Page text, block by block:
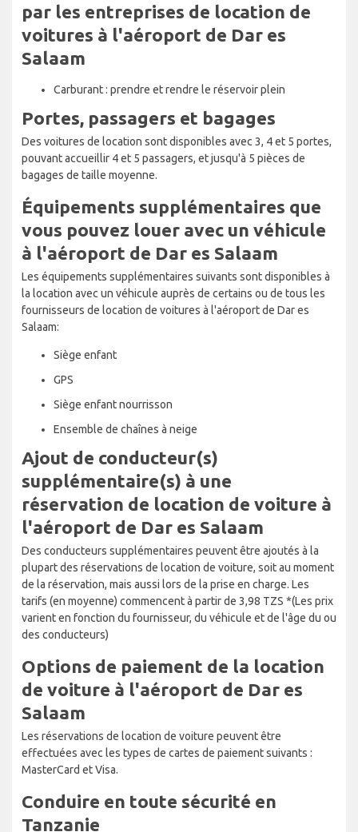
par les entreprises de location de
voitures à l'aéroport de Dar es
Salaam
Carburant : prendre et rendre le réservoir plein
Portes, passagers et bagages
Des voitures de location sont disponibles avec 3, 4 et 5 portes,
pouvant accueillir 4 et 5 passagers, et jusqu'à 5 pièces de
bagages de taille moyenne.
Équipements supplémentaires que
vous pouvez louer avec un véhicule
à l'aéroport de Dar es Salaam
Les équipements supplémentaires suivants sont disponibles à
la location avec un véhicule auprès de certains ou de tous les
fournisseurs de location de voitures à l'aéroport de Dar es
Salaam:
Siège enfant
GPS
Siège enfant nourrisson
Ensemble de chaînes à neige
Ajout de conducteur(s)
supplémentaire(s) à une
réservation de location de voiture à
l'aéroport de Dar es Salaam
Des conducteurs supplémentaires peuvent être ajoutés à la
plupart des réservations de location de voiture, soit au moment
de la réservation, mais aussi lors de la prise en charge. Les
tarifs (en moyenne) commencent à partir de 3,98 TZS *(Les prix
varient en fonction du fournisseur, du véhicule et de l'âge du ou
des conducteurs)
Options de paiement de la location
de voiture à l'aéroport de Dar es
Salaam
Les réservations de location de voiture peuvent être
effectuées avec les types de cartes de paiement suivants :
MasterCard et Visa.
Conduire en toute sécurité en
Tanzanie